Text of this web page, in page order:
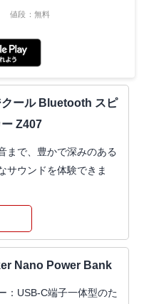
値段：無料
クール Bluetooth スピ
Z407
まで、豊かで深みのある
サウンドを体験できま
Nano Power Bank
：USB-C端子一体型のた